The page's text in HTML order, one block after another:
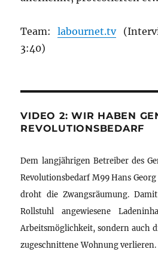
Team:labournet.tv
3:40)
VIDEO 2: WIR HABEN
REVOLUTIONSBEDARF
Dem langjährigen Betreiber des
Revolutionsbedarf M99 Hans
droht die Zwangsräumung.
Rollstuhl angewiesene
Arbeitsmöglichkeit, sondern auch
zugeschnittene Wohnung